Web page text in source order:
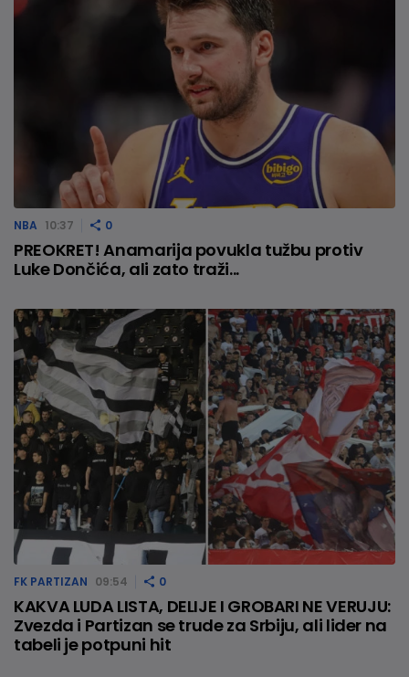
NBA 10:37 0
PREOKRET! Anamarija povukla tužbu protiv
Luke Dončića, ali zato traži...
FK PARTIZAN 09:54 0
KAKVA LUDA LISTA, DELIJE I GROBARI NE VERUJU:
Zvezda i Partizan se trude za Srbiju, ali lider na
tabeli je potpuni hit